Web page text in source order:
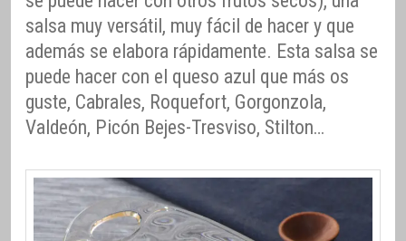
salsa muy versátil, muy fácil de hacer y que
además se elabora rápidamente. Esta salsa se
puede hacer con el queso azul que más os
guste, Cabrales, Roquefort, Gorgonzola,
Valdeón, Picón Bejes-Tresviso, Stilton…